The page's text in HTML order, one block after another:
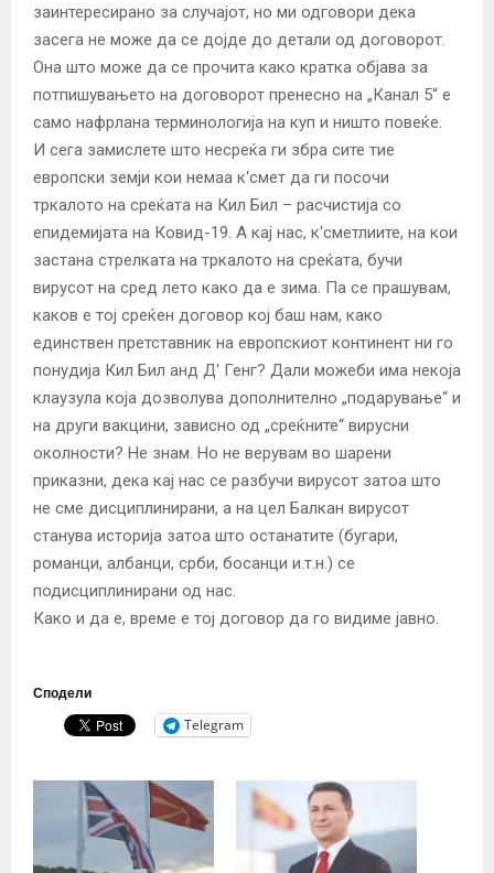
заинтересирано за случајот, но ми одговори дека
засега не може да се дојде до детали од договорот.
Она што може да се прочита како кратка објава за
потпишувањето на договорот пренесно на „Канал 5“ е
само нафрлана терминологија на куп и ништо повеќе.
И сега замислете што несреќа ги збра сите тие
европски земји кои немаа к‘смет да ги посочи
тркалото на среќата на Кил Бил – расчистија со
епидемијата на Ковид-19. А кај нас, к‘сметлиите, на кои
застана стрелката на тркалото на среќата, бучи
вирусот на сред лето како да е зима. Па се прашувам,
каков е тој среќен договор кој баш нам, како
единствен претставник на европскиот континент ни го
понудија Кил Бил анд Д‘ Генг? Дали можеби има некоја
клаузула која дозволува дополнително „подарување“ и
на други вакцини, зависно од „среќните“ вирусни
околности? Не знам. Но не верувам во шарени
приказни, дека кај нас се разбучи вирусот затоа што
не сме дисциплинирани, а на цел Балкан вирусот
станува историја затоа што останатите (бугари,
романци, албанци, срби, босанци и.т.н.) се
подисциплинирани од нас.
Како и да е, време е тој договор да го видиме јавно.
Сподели
Telegram